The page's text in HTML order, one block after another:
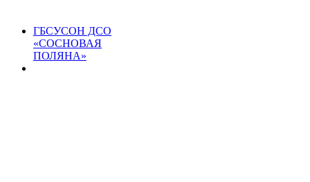
ГБСУСОН ДСО
«СОСНОВАЯ
ПОЛЯНА»